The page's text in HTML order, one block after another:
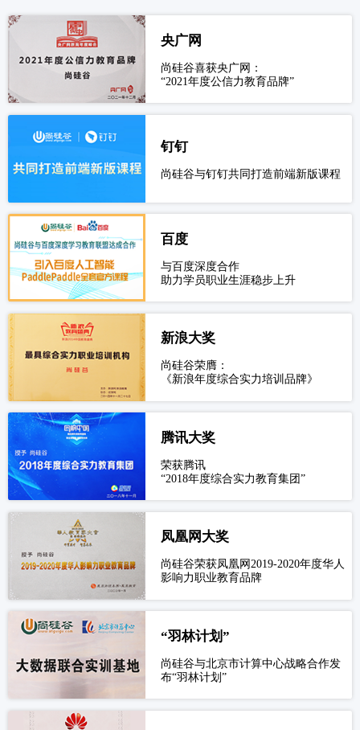
央广网
尚硅谷喜获央广网：
“2021年度公信力教育品牌”
钉钉
尚硅谷与钉钉共同打造前端新版课程
百度
与百度深度合作
助力学员职业生涯稳步上升
新浪大奖
尚硅谷荣膺：
《新浪年度综合实力培训品牌》
腾讯大奖
荣获腾讯
“2018年度综合实力教育集团”
凤凰网大奖
尚硅谷荣获凤凰网2019-2020年度华人
影响力职业教育品牌
“羽林计划”
尚硅谷与北京市计算中心战略合作发
布“羽林计划”